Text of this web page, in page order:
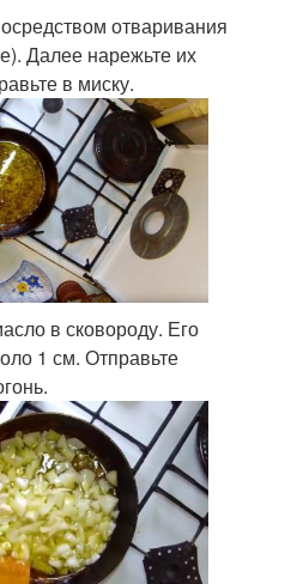
отваривания
Далее нарежьте их
в миску.
в сковороду. Его
1 см. Отправьте